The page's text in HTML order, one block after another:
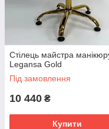
Стілець майстра
Legansa Gold
Під замовлення
10 440 ₴
Купити